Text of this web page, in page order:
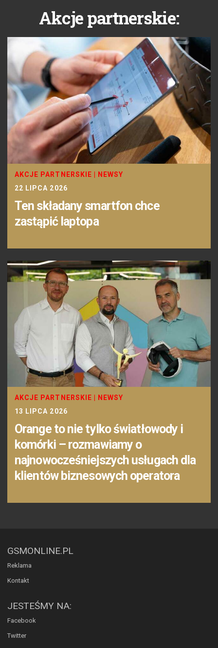
Akcje partnerskie:
AKCJE PARTNERSKIE
NEWSY
22 LIPCA 2026
Ten składany smartfon chce
zastąpić laptopa
AKCJE PARTNERSKIE
NEWSY
13 LIPCA 2026
Orange to nie tylko światłowody i
komórki – rozmawiamy o
najnowocześniejszych usługach dla
klientów biznesowych operatora
GSMONLINE.PL
Reklama
Kontakt
JESTEŚMY NA:
Facebook
Twitter